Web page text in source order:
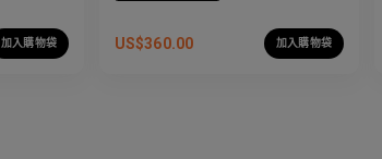
加入購物袋 US$360.00 加入購物袋